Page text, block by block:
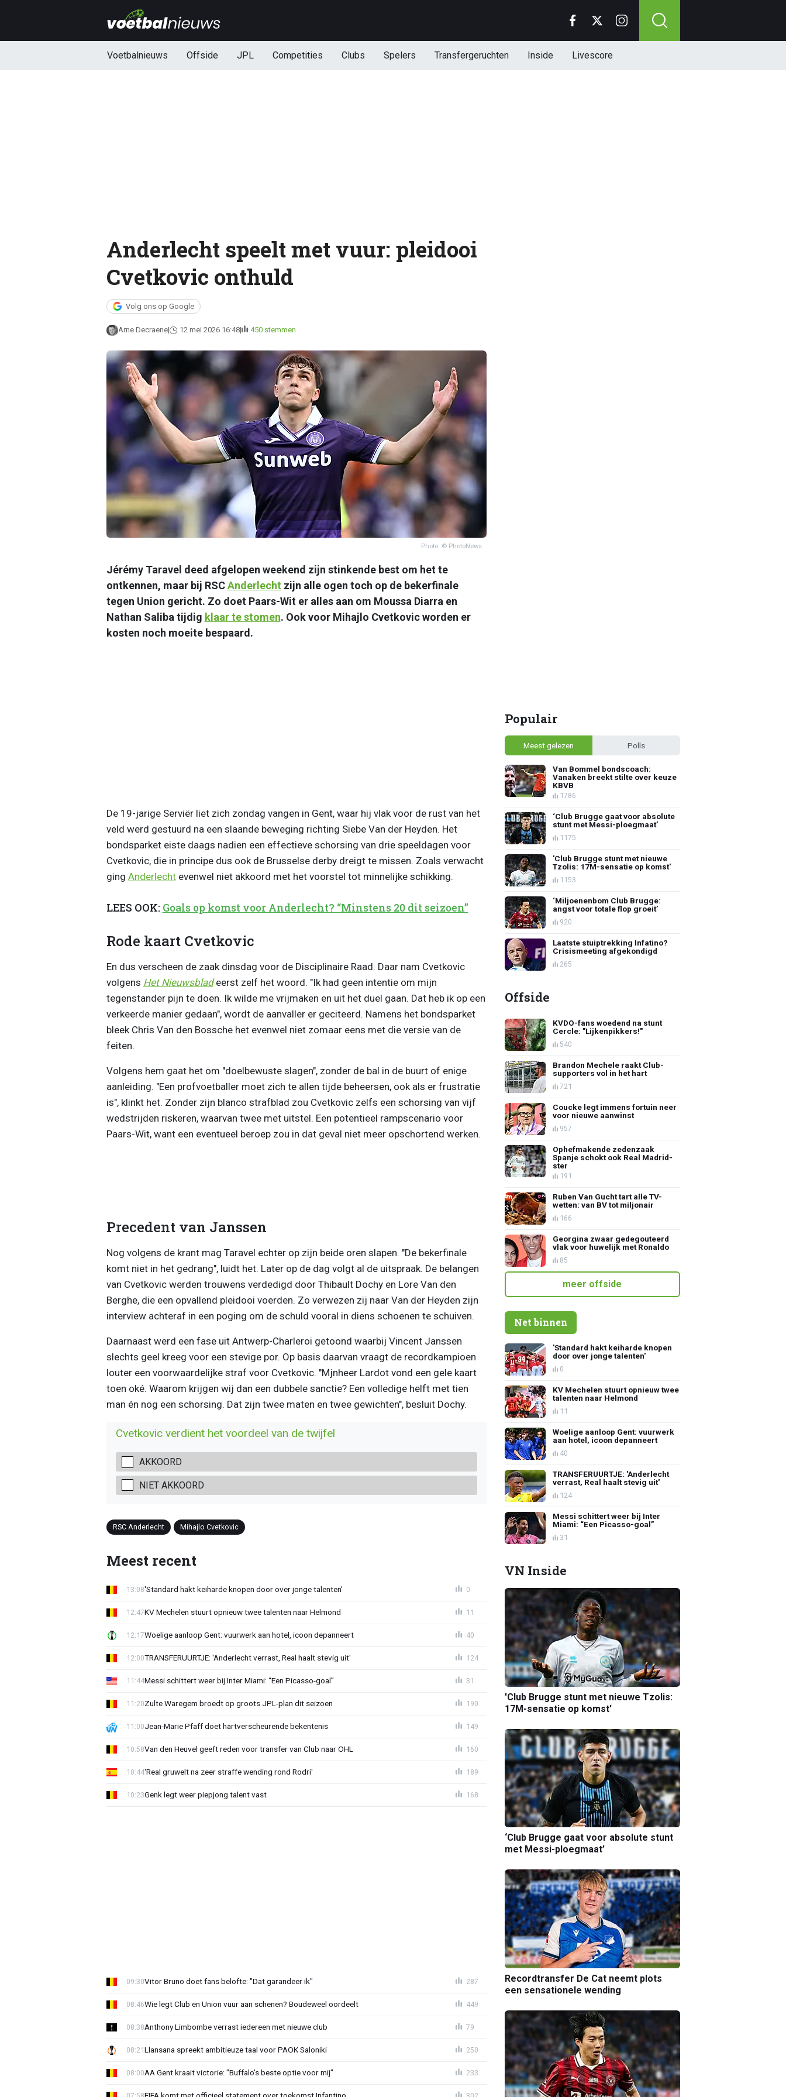
Voetbalnieuws Offside JPL Competities Clubs Spelers Transfergeruchten Inside Livescore
Anderlecht speelt met vuur: pleidooi
Cvetkovic onthuld
Volg ons op Google
Arne Decraene 12 mei 2026 16:48 450 stemmen
Photo: © PhotoNews
Jérémy Taravel deed afgelopen weekend zijn stinkende best om het te
ontkennen, maar bij RSCAnderlecht zijn alle ogen toch op de bekerfinale
tegen Union gericht. Zo doet Paars-Wit er alles aan om Moussa Diarra en
Nathan Saliba tijdig klaar te stomen. Ook voor Mihajlo Cvetkovic worden er
kosten noch moeite bespaard.
De 19-jarige Serviër liet zich zondag vangen in Gent, waar hij vlak voor de rust van het
veld werd gestuurd na een slaande beweging richting Siebe Van der Heyden. Het
bondsparket eiste daags nadien een effectieve schorsing van drie speeldagen voor
Cvetkovic, die in principe dus ook de Brusselse derby dreigt te missen. Zoals verwacht
ging Anderlechtevenwel niet akkoord met het voorstel tot minnelijke schikking.
LEES OOK: Goals op komst voor Anderlecht? “Minstens 20 dit seizoen”
Rode kaart Cvetkovic
En dus verscheen de zaak dinsdag voor de Disciplinaire Raad. Daar nam Cvetkovic
volgens Het Nieuwsblad eerst zelf het woord. "Ik had geen intentie om mijn
tegenstander pijn te doen. Ik wilde me vrijmaken en uit het duel gaan. Dat heb ik op een
verkeerde manier gedaan", wordt de aanvaller er geciteerd. Namens het bondsparket
bleek Chris Van den Bossche het evenwel niet zomaar eens met die versie van de
feiten.
Volgens hem gaat het om "doelbewuste slagen", zonder de bal in de buurt of enige
aanleiding. "Een profvoetballer moet zich te allen tijde beheersen, ook als er frustratie
is", klinkt het. Zonder zijn blanco strafblad zou Cvetkovic zelfs een schorsing van vijf
wedstrijden riskeren, waarvan twee met uitstel. Een potentieel rampscenario voor
Paars-Wit, want een eventueel beroep zou in dat geval niet meer opschortend werken.
Precedent van Janssen
Nog volgens de krant mag Taravel echter op zijn beide oren slapen. "De bekerfinale
komt niet in het gedrang", luidt het. Later op de dag volgt al de uitspraak. De belangen
van Cvetkovic werden trouwens verdedigd door Thibault Dochy en Lore Van den
Berghe, die een opvallend pleidooi voerden. Zo verwezen zij naar Van der Heyden zijn
interview achteraf in een poging om de schuld vooral in diens schoenen te schuiven.
Daarnaast werd een fase uit Antwerp-Charleroi getoond waarbij Vincent Janssen
slechts geel kreeg voor een stevige por. Op basis daarvan vraagt de recordkampioen
louter een voorwaardelijke straf voor Cvetkovic. "Mjnheer Lardot vond een gele kaart
toen oké. Waarom krijgen wij dan een dubbele sanctie? Een volledige helft met tien
man én nog een schorsing. Dat zijn twee maten en twee gewichten", besluit Dochy.
Cvetkovic verdient het voordeel van de twijfel
AKKOORD
NIET AKKOORD
RSC Anderlecht Mihajlo Cvetkovic
Meest recent
'Standard hakt keiharde knopen door over jonge talenten'
13:08 0
KV Mechelen stuurt opnieuw twee talenten naar Helmond
12:47 11
Woelige aanloop Gent: vuurwerk aan hotel, icoon depanneert
12:17 40
TRANSFERUURTJE: 'Anderlecht verrast, Real haalt stevig uit'
12:00 124
Messi schittert weer bij Inter Miami: “Een Picasso-goal”
11:44 31
Zulte Waregem broedt op groots JPL-plan dit seizoen
11:20 190
Jean-Marie Pfaff doet hartverscheurende bekentenis
11:00 149
Van den Heuvel geeft reden voor transfer van Club naar OHL
10:58 160
'Real gruwelt na zeer straffe wending rond Rodri'
10:44 189
Genk legt weer piepjong talent vast
10:23 168
Vitor Bruno doet fans belofte: "Dat garandeer ik"
09:30 287
Wie legt Club en Union vuur aan schenen? Boudeweel oordeelt
08:46 449
Anthony Limbombe verrast iedereen met nieuwe club
08:38 79
Llansana spreekt ambitieuze taal voor PAOK Saloniki
08:21 250
AA Gent kraait victorie: "Buffalo's beste optie voor mij"
08:00 233
Populair
Meest gelezen Polls
Van Bommel bondscoach:
Vanaken breekt stilte over keuze
KBVB
1786
‘Club Brugge gaat voor absolute
stunt met Messi-ploegmaat’
1175
'Club Brugge stunt met nieuwe
Tzolis: 17M-sensatie op komst'
1153
‘Miljoenenbom Club Brugge:
angst voor totale flop groeit’
920
Laatste stuiptrekking Infatino?
Crisismeeting afgekondigd
265
Offside
KVDO-fans woedend na stunt
Cercle: "Lijkenpikkers!"
540
Brandon Mechele raakt Club-
supporters vol in het hart
721
Coucke legt immens fortuin neer
voor nieuwe aanwinst
957
Ophefmakende zedenzaak
Spanje schokt ook Real Madrid-
ster
191
Ruben Van Gucht tart alle TV-
wetten: van BV tot miljonair
166
Georgina zwaar gedegouteerd
vlak voor huwelijk met Ronaldo
85
meer offside
Net binnen
'Standard hakt keiharde knopen
door over jonge talenten'
0
KV Mechelen stuurt opnieuw twee
talenten naar Helmond
11
Woelige aanloop Gent: vuurwerk
aan hotel, icoon depanneert
40
TRANSFERUURTJE: 'Anderlecht
verrast, Real haalt stevig uit'
124
Messi schittert weer bij Inter
Miami: “Een Picasso-goal”
31
VN Inside
'Club Brugge stunt met nieuwe Tzolis:
17M-sensatie op komst'
‘Club Brugge gaat voor absolute stunt
met Messi-ploegmaat’
Recordtransfer De Cat neemt plots
een sensationele wending